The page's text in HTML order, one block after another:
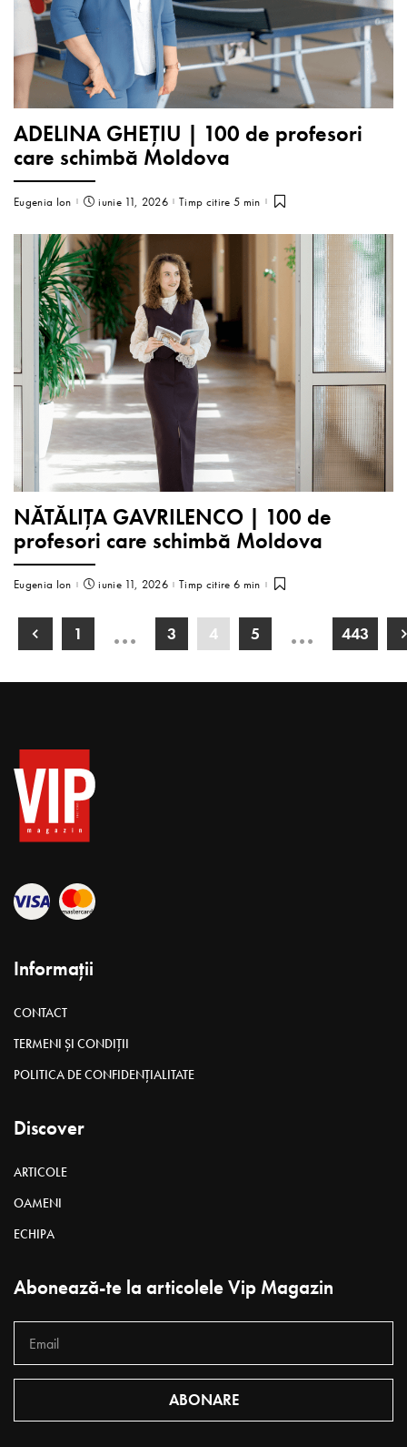
ADELINA GHEȚIU | 100 de profesori
care schimbă Moldova
Eugenia Ion iunie 11, 2026 Timp citire 5 min
NĂTĂLIȚA GAVRILENCO | 100 de
profesori care schimbă Moldova
Eugenia Ion iunie 11, 2026 Timp citire 6 min
1 … 3 4 5 … 443
Informații
CONTACT
TERMENI ȘI CONDIȚII
POLITICA DE CONFIDENȚIALITATE
Discover
ARTICOLE
OAMENI
ECHIPA
Abonează-te la articolele Vip Magazin
ABONARE